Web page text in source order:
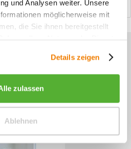
und Analysen weiter. Unsere
möglicherweise mit
die Sie ihnen bereitgestellt
Details zeigen
zulassen
Ablehnen
und diskutieren...mehr
zu unseren
04
Mo - Do, 09:00 - 16:00 Uhr
und Fr, 09:00 - 13:00 Uhr